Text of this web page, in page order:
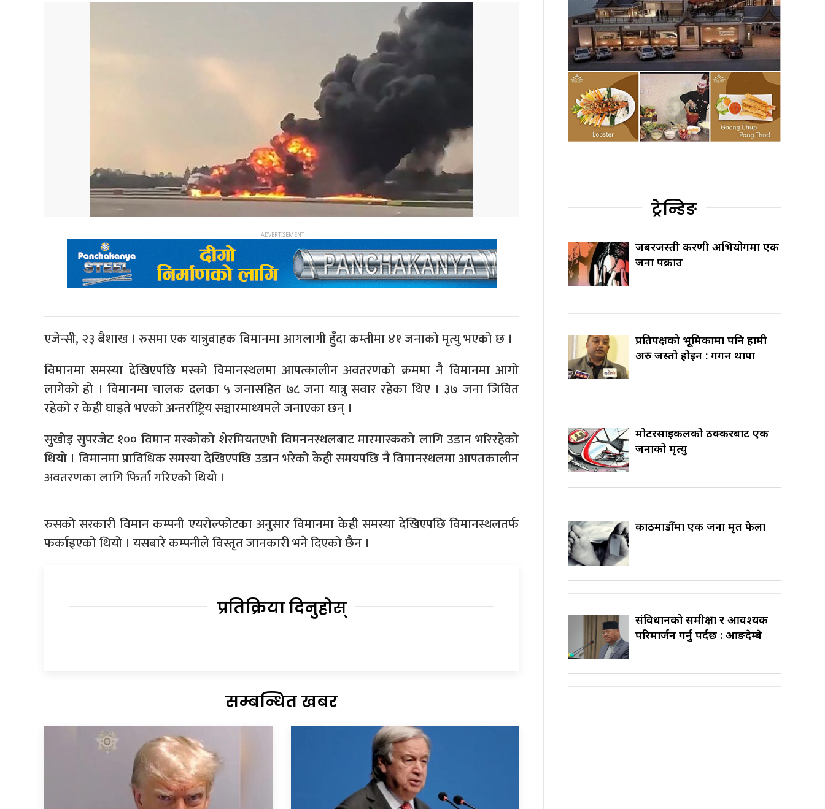
एजेन्सी, २३ बैशाख । रुसमा एक यात्रुवाहक विमानमा आगलागी हुँदा कम्तीमा ४१ जनाको मृत्यु भएको छ ।
विमानमा समस्या देखिएपछि मस्को विमानस्थलमा आपत्कालीन अवतरणको क्रममा नै विमानमा आगो
लागेको हो । विमानमा चालक दलका ५ जनासहित ७८ जना यात्रु सवार रहेका थिए । ३७ जना जिवित
रहेको र केही घाइते भएको अन्तर्राष्ट्रिय सञ्चारमाध्यमले जनाएका छन् ।
सुखोइ सुपरजेट १०० विमान मस्कोको शेरमियतएभो विमननस्थलबाट मारमास्कको लागि उडान भरिरहेको
थियो । विमानमा प्राविधिक समस्या देखिएपछि उडान भरेको केही समयपछि नै विमानस्थलमा आपतकालीन
अवतरणका लागि फिर्ता गरिएको थियो ।
रुसको सरकारी विमान कम्पनी एयरोल्फोटका अनुसार विमानमा केही समस्या देखिएपछि विमानस्थलतर्फ
फर्काइएको थियो । यसबारे कम्पनीले विस्तृत जानकारी भने दिएको छैन ।
प्रतिक्रिया दिनुहोस्
सम्बन्धित खबर
ट्रेन्डिङ
जबरजस्ती करणी अभियोगमा एक
जना पक्राउ
प्रतिपक्षको भूमिकामा पनि हामी
अरु जस्तो होइन : गगन थापा
मोटरसाइकलको ठक्करबाट एक
जनाको मृत्यु
काठमाडौँमा एक जना मृत फेला
संविधानको समीक्षा र आवश्यक
परिमार्जन गर्नु पर्दछ : आङदेम्बे